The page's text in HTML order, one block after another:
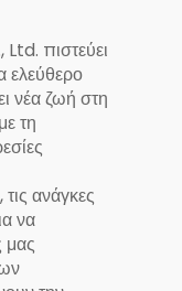
πιστεύει
ελεύθερο
νέα ζωή στη
τη
ανάγκες
να
μας